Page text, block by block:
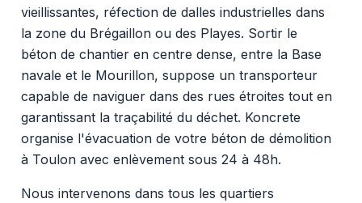
vieillissantes, réfection de dalles industrielles dans
la zone du Brégaillon ou des Playes. Sortir le
béton de chantier en centre dense, entre la Base
navale et le Mourillon, suppose un transporteur
capable de naviguer dans des rues étroites tout en
garantissant la traçabilité du déchet. Koncrete
organise l'évacuation de votre béton de démolition
à Toulon avec enlèvement sous 24 à 48h.
Nous intervenons dans tous les quartiers